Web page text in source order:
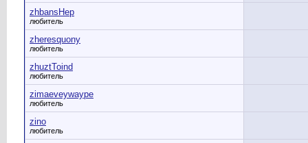
zhbansHep
любитель
zheresquony
любитель
zhuztToind
любитель
zimaeveywaype
любитель
zino
любитель